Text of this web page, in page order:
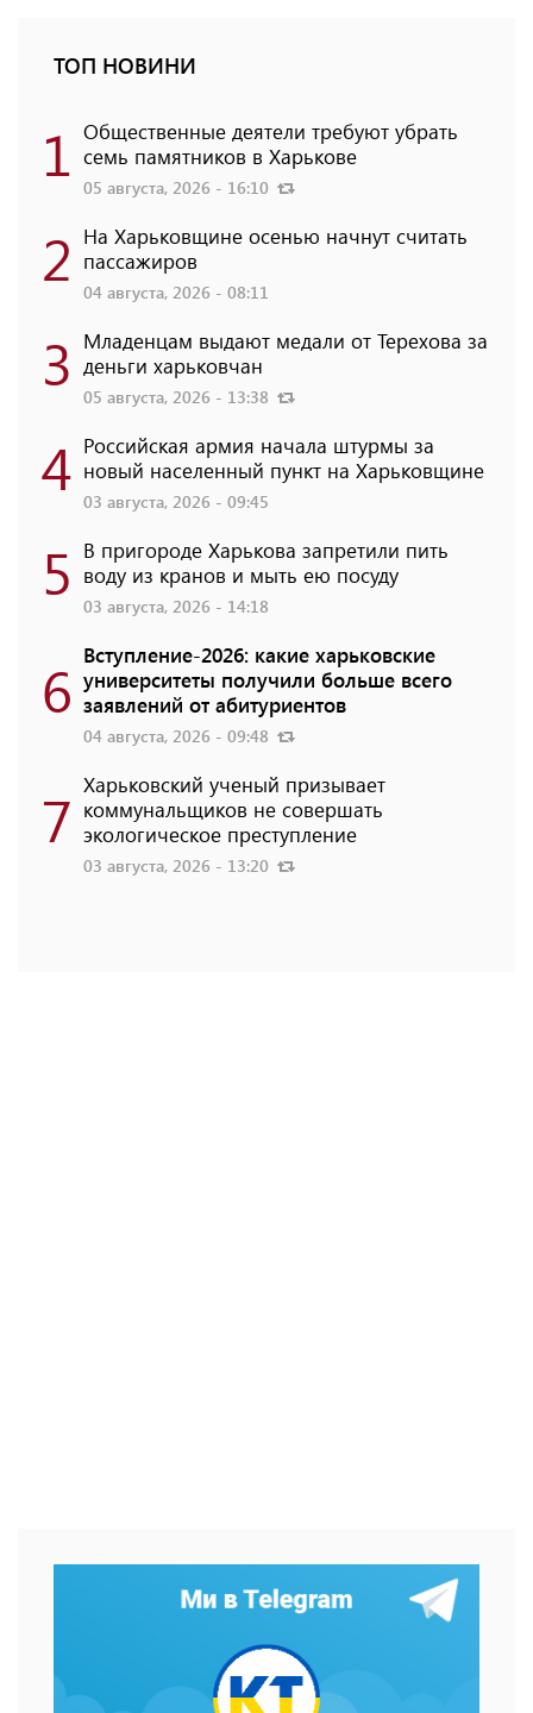
ТОП НОВИНИ
1 Общественные деятели требуют убрать
семь памятников в Харькове
05 августа, 2026 - 16:10
2 На Харьковщине осенью начнут считать
пассажиров
04 августа, 2026 - 08:11
3 Младенцам выдают медали от Терехова за
деньги харьковчан
05 августа, 2026 - 13:38
4 Российская армия начала штурмы за
новый населенный пункт на Харьковщине
03 августа, 2026 - 09:45
5 В пригороде Харькова запретили пить
воду из кранов и мыть ею посуду
03 августа, 2026 - 14:18
6 Вступление-2026: какие харьковские
университеты получили больше всего
заявлений от абитуриентов
04 августа, 2026 - 09:48
7 Харьковский ученый призывает
коммунальщиков не совершать
экологическое преступление
03 августа, 2026 - 13:20